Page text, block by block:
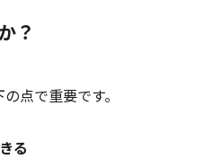
？
点で重要です。
る